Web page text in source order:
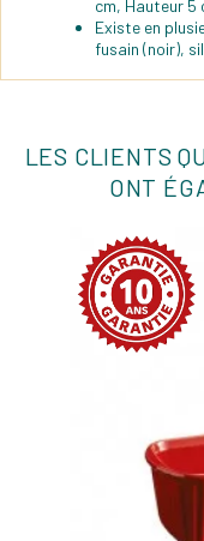
cm, Hauteur 5
Existe en
fusain (noir),
LES CLIENTS
ONT